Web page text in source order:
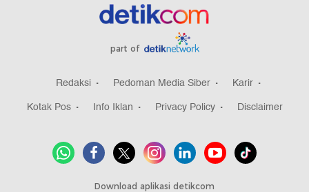
part of
Redaksi Pedoman Media Siber
Karir
Kotak Pos
Info Iklan Privacy Policy Disclaimer
Download aplikasi detikcom